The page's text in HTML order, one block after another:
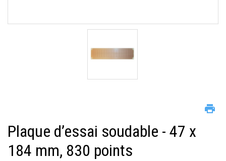
Plaque d’essai soudable - 47 x
184 mm, 830 points